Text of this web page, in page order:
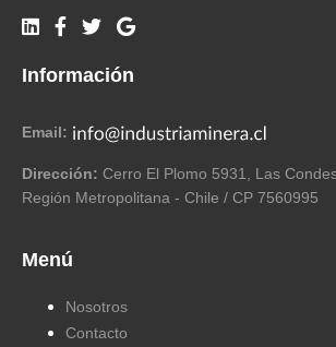
Información
Email:
Dirección: Cerro El Plomo 5931, Las
Región Metropolitana - Chile / CP 7560995
Menú
Nosotros
Contacto